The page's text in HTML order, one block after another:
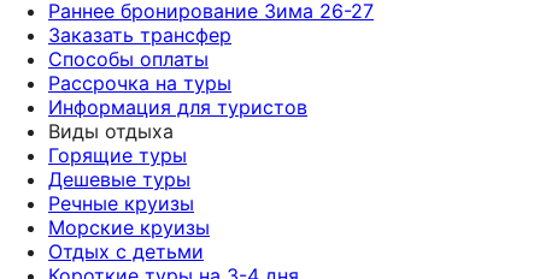
Раннее бронирование Зима 26-27
Заказать трансфер
Способы оплаты
Рассрочка на туры
Информация для туристов
Виды отдыха
Горящие туры
Дешевые туры
Речные круизы
Морские круизы
Отдых с детьми